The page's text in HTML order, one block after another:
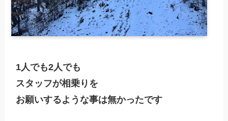
1人でも2人でも
スタッフが相乗りを
お願いするような事は無かったです